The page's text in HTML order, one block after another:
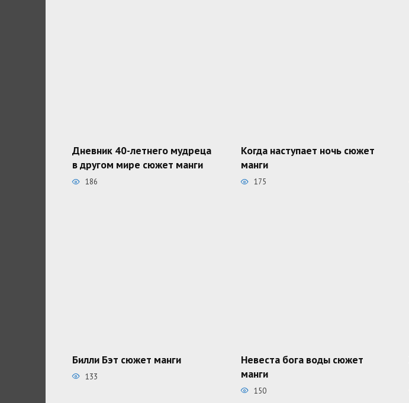
Дневник 40-летнего мудреца
в другом мире сюжет манги
186
Когда наступает ночь сюжет
манги
175
Билли Бэт сюжет манги
133
Невеста бога воды сюжет
манги
150